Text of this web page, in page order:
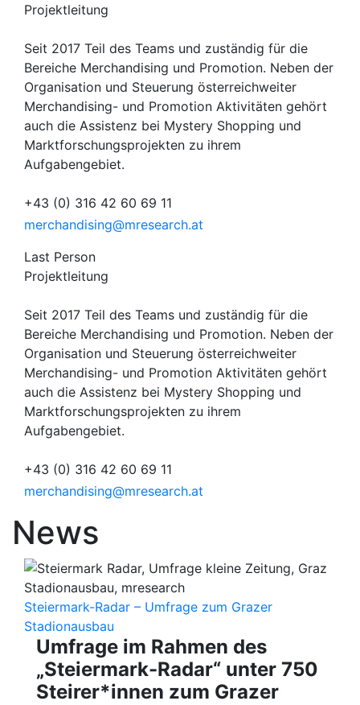
Projektleitung
Seit 2017 Teil des Teams und zuständig für die
Bereiche Merchandising und Promotion. Neben der
Organisation und Steuerung österreichweiter
Merchandising- und Promotion Aktivitäten gehört
auch die Assistenz bei Mystery Shopping und
Marktforschungsprojekten zu ihrem
Aufgabengebiet.
+43 (0) 316 42 60 69 11
merchandising@mresearch.at
Last Person
Projektleitung
Seit 2017 Teil des Teams und zuständig für die
Bereiche Merchandising und Promotion. Neben der
Organisation und Steuerung österreichweiter
Merchandising- und Promotion Aktivitäten gehört
auch die Assistenz bei Mystery Shopping und
Marktforschungsprojekten zu ihrem
Aufgabengebiet.
+43 (0) 316 42 60 69 11
merchandising@mresearch.at
News
Steiermark-Radar – Umfrage zum Grazer
Stadionausbau
Umfrage im Rahmen des
„Steiermark-Radar“ unter 750
Steirer*innen zum Grazer